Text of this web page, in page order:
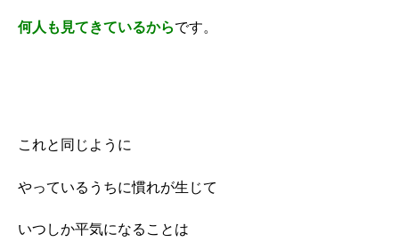
何人も見てきているからです。
これと同じように
やっているうちに慣れが生じて
いつしか平気になることは